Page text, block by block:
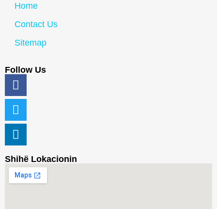
Home
Contact Us
Sitemap
Follow Us
Shihë Lokacionin